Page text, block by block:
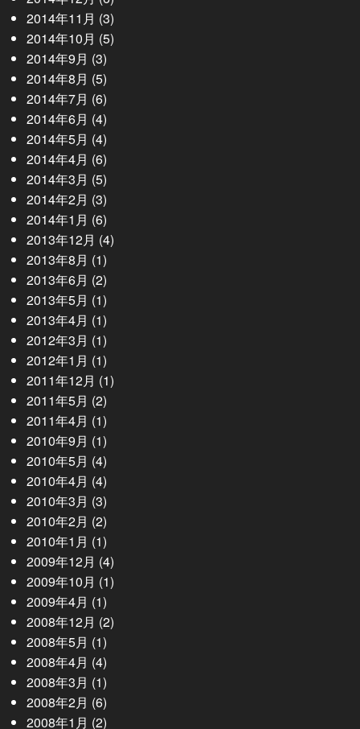
2014年11月 (3)
2014年10月 (5)
2014年9月 (3)
2014年8月 (5)
2014年7月 (6)
2014年6月 (4)
2014年5月 (4)
2014年4月 (6)
2014年3月 (5)
2014年2月 (3)
2014年1月 (6)
2013年12月 (4)
2013年8月 (1)
2013年6月 (2)
2013年5月 (1)
2013年4月 (1)
2012年3月 (1)
2012年1月 (1)
2011年12月 (1)
2011年5月 (2)
2011年4月 (1)
2010年9月 (1)
2010年5月 (4)
2010年4月 (4)
2010年3月 (3)
2010年2月 (2)
2010年1月 (1)
2009年12月 (4)
2009年10月 (1)
2009年4月 (1)
2008年12月 (2)
2008年5月 (1)
2008年4月 (4)
2008年3月 (1)
2008年2月 (6)
2008年1月 (2)